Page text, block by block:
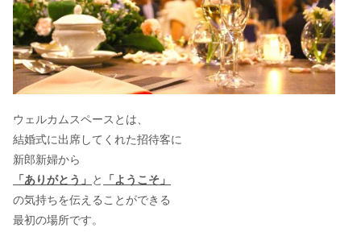
もうすぐ結婚式！髪型で花嫁も小顔に
なる？
教員が結婚式を挙げる時期はいつがベ
ウェルカムスペースとは、
結婚式に出席してくれた招待客に
新郎新婦から
「ありがとう」 と
「ようこそ」
の気持ちを伝えることができる
最初の場所です。